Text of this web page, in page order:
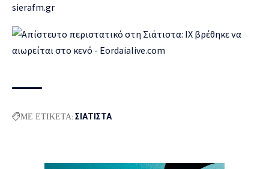
sierafm.gr
ΜΕ ΕΤΙΚΕΤΑ:ΣΙΑΤΙΣΤΑ